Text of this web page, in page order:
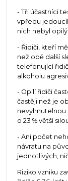
- Tři účastníci
vpředu
nich nebyl opilý.
- Řidiči, kteří
než obě další
telefonující
alkoholu
- Opilí řidiči
častěji než je
nevyhnutelnou
o 23 % větší
- Ani počet
návratu na
jednotlivých,
Riziko vzniku